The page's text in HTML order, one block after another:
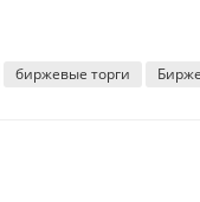
биржевые торги
продолжает падать,
акции выгодно